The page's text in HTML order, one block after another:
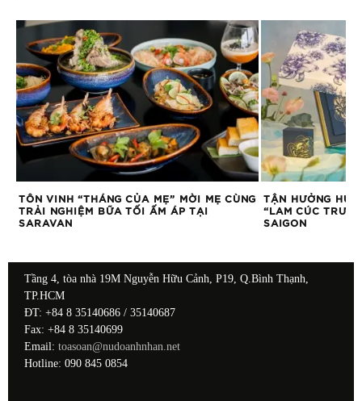
TÔN VINH “THÁNG CỦA MẸ” MỜI MẸ CÙNG
TRẢI NGHIỆM BỮA TỐI ẤM ÁP TẠI
SARAVAN
TẬN HƯỞNG
“LAM CÚC
SAIGON
Tầng 4, tòa nhà 19M Nguyễn Hữu Cảnh, P19, Q.Bình Thạnh,
TP.HCM
ĐT: +84 8 35140686 / 35140687
Fax: +84 8 35140699
Email: toasoan@nudoanhnhan.net
Hotline: 090 845 0854